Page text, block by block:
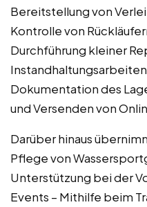
Bereitstellung von
Kontrolle von
Durchführung kleiner
Dokumentation des
und Versenden von
Darüber hinaus
Pflege von
Unterstützung bei der
Events – Mithilfe beim